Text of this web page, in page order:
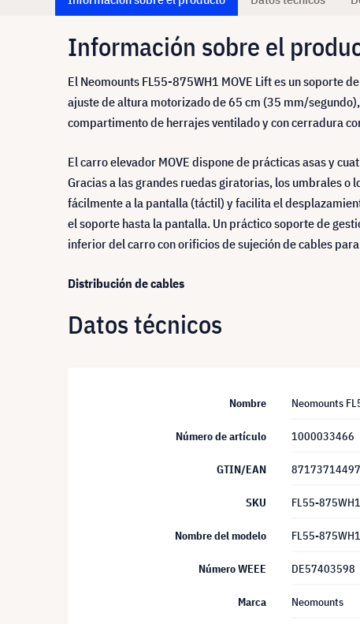
Información sobre el
El Neomounts FL55-875WH1 MOVE Lift es un soporte
ajuste de altura motorizado de 65 cm (35 mm/
compartimento de herrajes ventilado y con cerradura
El carro elevador MOVE dispone de prácticas asas y
Gracias a las grandes ruedas giratorias, los umbrales
fácilmente a la pantalla (táctil) y facilita el
el soporte hasta la pantalla. Un práctico soporte de
inferior del carro con orificios de sujeción de cables
Distribución de cables
Datos técnicos
Nombre Neomounts
Número de artículo 1000033466
GTIN/EAN
SKU FL55-875WH1
Nombre del modelo FL55-875WH1
Número WEEE DE57403598
Marca Neomounts